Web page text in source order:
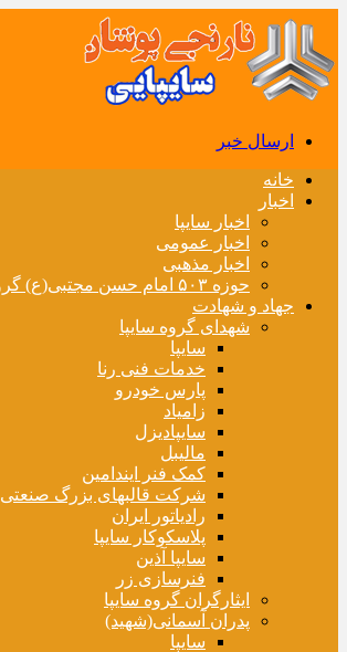
ارسال خبر
خانه
اخبار
اخبار سایپا
اخبار عمومی
اخبار مذهبی
حوزه ۵۰۳ امام حسن مجتبی(ع) گروه سایپا
جهاد و شهادت
شهدای گروه سایپا
سایپا
خدمات فنی رنا
پارس خودرو
زامیاد
سایپادیزل
مالیبل
کمک فنر ایندامین
شرکت قالبهای بزرگ صنعتی
رادیاتور ایران
پلاسکوکار سایپا
سایپا آذین
فنرسازی زر
ایثارگران گروه سایپا
پدران آسمانی(شهید)
سایپا